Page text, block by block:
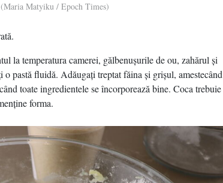
Matyiku / Epoch Times)
la temperatura camerei, gălbenuşurile de ou, zahărul şi
o pastă fluidă. Adăugaţi treptat făina şi grişul, amestecând
toate ingredientele se încorporează bine. Coca trebuie
forma.